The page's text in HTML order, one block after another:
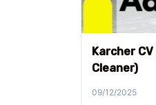
Karcher
Cleaner)
09/12/2025